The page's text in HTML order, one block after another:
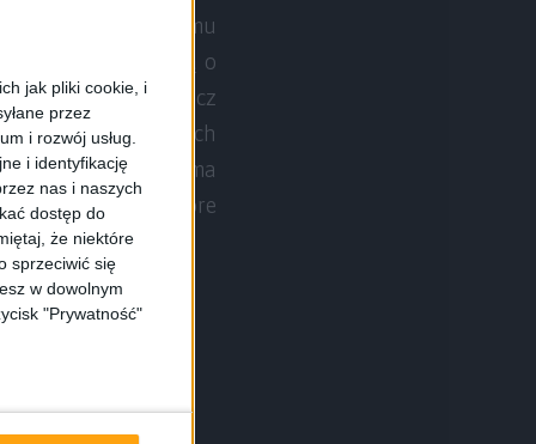
jak pliki cookie, i
przez
i rozwój usług.
i identyfikację
nas i naszych
dostęp do
że niektóre
sprzeciwić się
w dowolnym
"Prywatność"
iOS. Bez problemu
stworzone z myślą o
w przyjazny, wręcz
kategorie, do których
bądź po prostu ma
rodzicielskiej, które